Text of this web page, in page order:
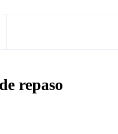
repaso